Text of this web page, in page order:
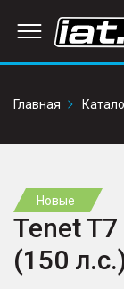
Главная
Новые
Tenet
(150